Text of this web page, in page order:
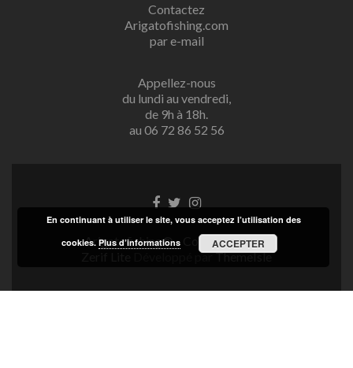
Contactez
Arigatofishing.com
par e-mail
Appellez-nous
du lundi au vendredi,
de 9h à 18h.
au 06 72 86 52 56
Lien
Facebook
Lien
Twitter
Lien
Instagram
Arigatofishing® - Copyright 2025
Développé parThemeIsle
En continuant à utiliser le site, vous acceptez l’utilisation des
cookies.Plus d’informations ACCEPTER